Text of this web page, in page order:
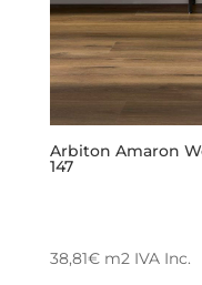
Arbiton Amaron
147
38,81€m2 IVA Inc.